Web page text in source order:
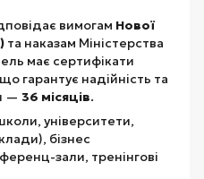
вимогам Нової
та наказам Міністерства
має сертифікати
гарантує надійність та
— 36 місяців.
університети,
бізнес
зали, тренінгові